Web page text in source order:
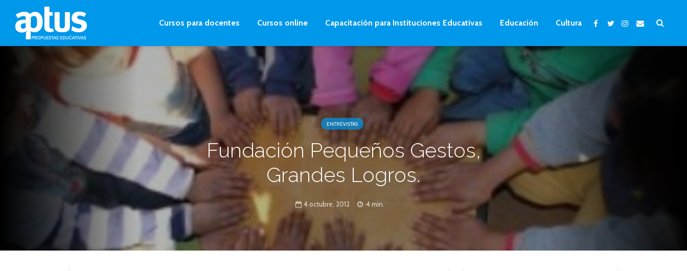
Cursos para docentes Cursos online Capacitación para Instituciones Educativas Educación Cultura
ENTREVISTAS
Fundación Pequeños Gestos,
Grandes Logros.
4 octubre, 2012 4 min.